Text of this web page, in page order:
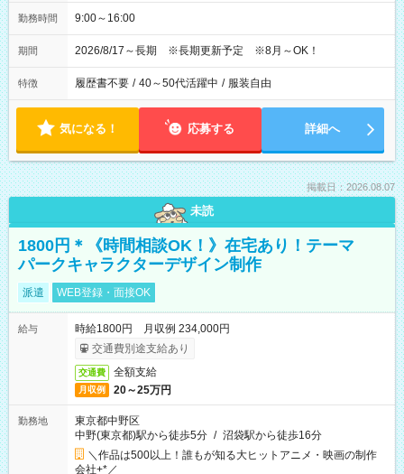
勤務時間 9:00～16:00
期間 2026/8/17～長期 ※長期更新予定 ※8月～OK！
特徴 履歴書不要 / 40～50代活躍中 / 服装自由
気になる！ 応募する 詳細へ
掲載日：2026.08.07
未読
1800円＊《時間相談OK！》在宅あり！テーマ
パークキャラクターデザイン制作
派遣 WEB登録・面接OK
給与
時給1800円 月収例 234,000円
交通費別途支給あり
交通費 全額支給
月収例 20～25万円
勤務地
東京都中野区
中野(東京都)駅から徒歩5分 / 沼袋駅から徒歩16分
＼作品は500以上！誰もが知る大ヒットアニメ・映画の制作
会社+*／